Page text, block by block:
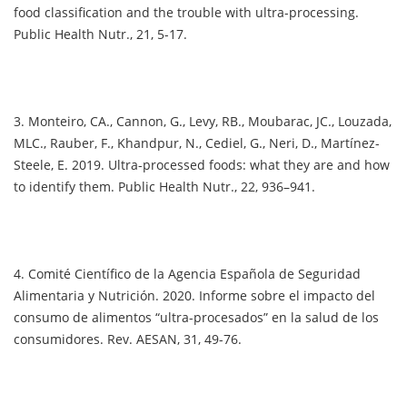
food classification and the trouble with ultra-processing.
Public Health Nutr., 21, 5-17.
3. Monteiro, CA., Cannon, G., Levy, RB., Moubarac, JC., Louzada,
MLC., Rauber, F., Khandpur, N., Cediel, G., Neri, D., Martínez-
Steele, E. 2019. Ultra-processed foods: what they are and how
to identify them. Public Health Nutr., 22, 936–941.
4. Comité Científico de la Agencia Española de Seguridad
Alimentaria y Nutrición. 2020. Informe sobre el impacto del
consumo de alimentos “ultra-procesados” en la salud de los
consumidores. Rev. AESAN, 31, 49-76.